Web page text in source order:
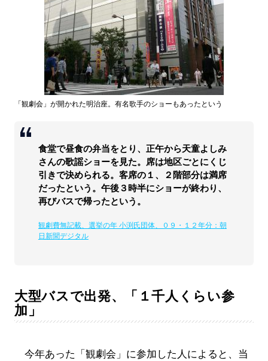
「観劇会」が開かれた明治座。有名歌手のショーもあったという
食堂で昼食の弁当をとり、正午から天童よしみ
さんの歌謡ショーを見た。席は地区ごとにくじ
引きで決められる。客席の１、２階部分は満席
だったという。午後３時半にショーが終わり、
再びバスで帰ったという。
観劇費無記載、選挙の年 小渕氏団体、０９・１２年分：朝
日新聞デジタル
大型バスで出発、「１千人くらい参
加」
今年あった「観劇会」に参加した人によると、当